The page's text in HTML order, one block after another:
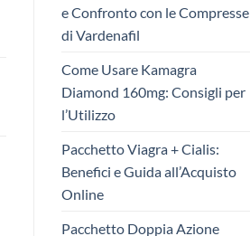
e Confronto con le Compresse
di Vardenafil
Come Usare Kamagra
Diamond 160mg: Consigli per
l’Utilizzo
Pacchetto Viagra + Cialis:
Benefici e Guida all’Acquisto
Online
Pacchetto Doppia Azione